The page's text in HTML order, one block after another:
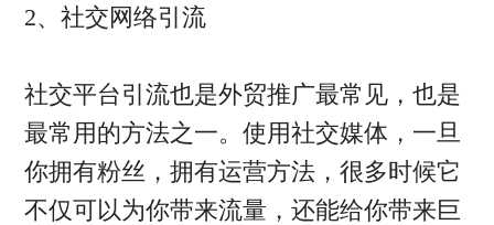
2、社交网络引流
社交平台引流也是外贸推广最常见，也是
最常用的方法之一。使用社交媒体，一旦
你拥有粉丝，拥有运营方法，很多时候它
不仅可以为你带来流量，还能给你带来巨